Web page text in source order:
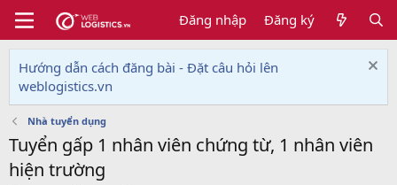
Đăng nhập Đăng ký
Hướng dẫn cách đăng bài - Đặt câu hỏi lên
weblogistics.vn
Nhà tuyển dụng
Tuyển gấp 1 nhân viên chứng từ, 1 nhân viên
hiện trường